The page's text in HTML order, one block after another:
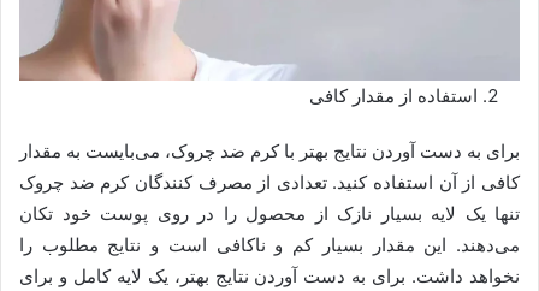
استفاده از مقدار کافی
برای به دست آوردن نتایج بهتر با کرم ضد چروک، می‌بایست به مقدار
کافی از آن استفاده کنید. تعدادی از مصرف کنندگان کرم ضد چروک
تنها یک لایه بسیار نازک از محصول را در روی پوست خود تکان
می‌دهند. این مقدار بسیار کم و ناکافی است و نتایج مطلوب را
نخواهد داشت. برای به دست آوردن نتایج بهتر، یک لایه کامل و برای